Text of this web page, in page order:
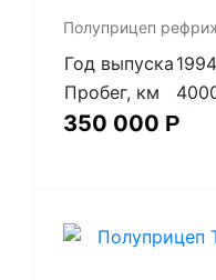
Полуприцеп
Год выпуска 1994
Пробег, км
350 000 Р